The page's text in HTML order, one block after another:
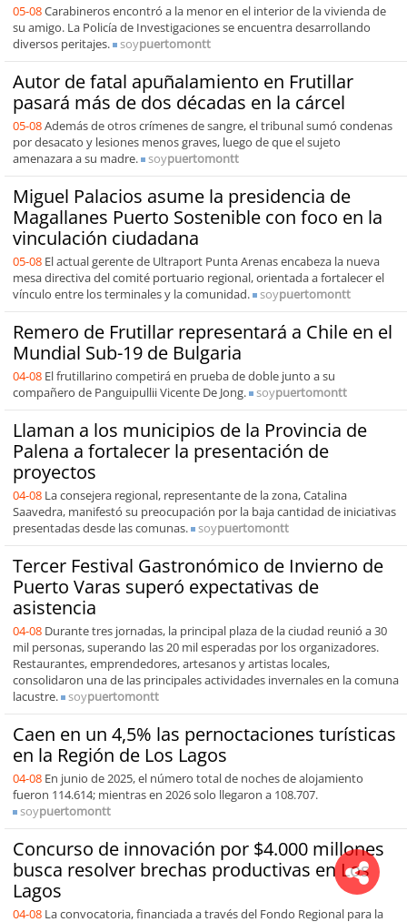
05-08Carabineros encontró a la menor en el interior de la vivienda de
su amigo. La Policía de Investigaciones se encuentra desarrollando
diversos peritajes.
soypuertomontt
Autor de fatal apuñalamiento en Frutillar
pasará más de dos décadas en la cárcel
05-08Además de otros crímenes de sangre, el tribunal sumó condenas
por desacato y lesiones menos graves, luego de que el sujeto
amenazara a su madre.
soypuertomontt
Miguel Palacios asume la presidencia de
Magallanes Puerto Sostenible con foco en la
vinculación ciudadana
05-08 El actual gerente de Ultraport Punta Arenas encabeza la nueva
mesa directiva del comité portuario regional, orientada a fortalecer el
vínculo entre los terminales y la comunidad.
soypuertomontt
Remero de Frutillar representará a Chile en el
Mundial Sub-19 de Bulgaria
04-08 El frutillarino competirá en prueba de doble junto a su
compañero de Panguipullii Vicente De Jong.
soypuertomontt
Llaman a los municipios de la Provincia de
Palena a fortalecer la presentación de
proyectos
04-08 La consejera regional, representante de la zona, Catalina
Saavedra, manifestó su preocupación por la baja cantidad de iniciativas
presentadas desde las comunas.
soypuertomontt
Tercer Festival Gastronómico de Invierno de
Puerto Varas superó expectativas de
asistencia
04-08 Durante tres jornadas, la principal plaza de la ciudad reunió a 30
mil personas, superando las 20 mil esperadas por los organizadores.
Restaurantes, emprendedores, artesanos y artistas locales,
consolidaron una de las principales actividades invernales en la comuna
lacustre.
soypuertomontt
Caen en un 4,5% las pernoctaciones turísticas
en la Región de Los Lagos
04-08 En junio de 2025, el número total de noches de alojamiento
fueron 114.614; mientras en 2026 solo llegaron a 108.707.
soypuertomontt
Concurso de innovación por $4.000 millones
busca resolver brechas productivas en Los
Lagos
04-08 La convocatoria, financiada a través del Fondo Regional para la